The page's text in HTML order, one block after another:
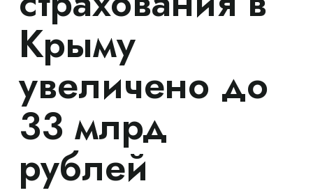
Крыму
увеличено до
33 млрд
рублей